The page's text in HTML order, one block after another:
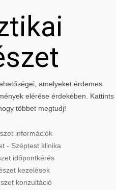
amelyeket érdemes
elérése érdekében. Kattints
többet megtudj!
információk
- Széptest klinika
időpontkérés
kezelések
konzultáció